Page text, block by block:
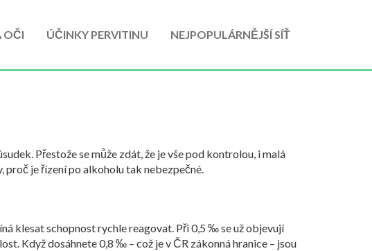
OČI ÚČINKY PERVITINU NEJPOPULÁRNĚJŠÍ SÍŤ
Přestože se může zdát, že je vše pod kontrolou, i malá
je řízení po alkoholu tak nebezpečné.
klesat schopnost rychle reagovat. Při 0,5 ‰ se už objevují
Když dosáhnete 0,8 ‰ – což je v ČR zákonná hranice – jsou